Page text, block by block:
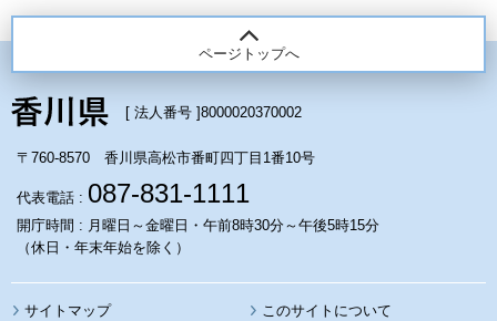
ページトップへ
[ 法人番号 ]8000020370002
〒760-8570 香川県高松市番町四丁目1番10号
代表電話 : 087-831-1111
開庁時間 : 月曜日～金曜日・午前8時30分～午後5時15分
（休日・年末年始を除く）
サイトマップ このサイトについて